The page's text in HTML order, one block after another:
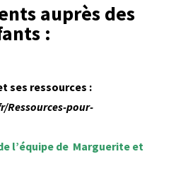
auprès des
:
ses ressources :
pour-
l’équipe de Marguerite et